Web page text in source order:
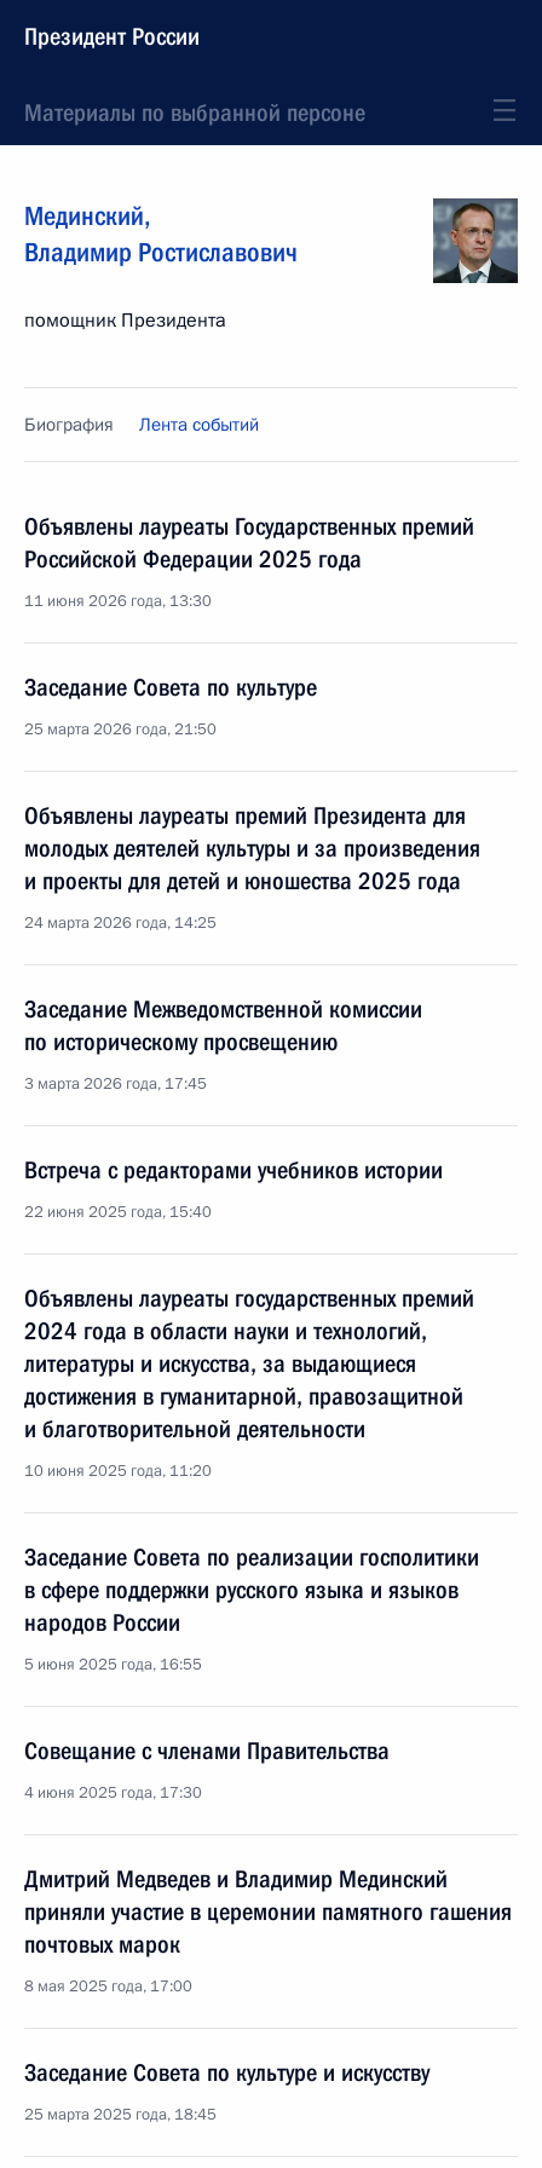
Президент России
Материалы по выбранной персоне
Мединский,
Владимир Ростиславович
помощник Президента
Биография Лента событий
Объявлены лауреаты Государственных премий
Российской Федерации 2025 года
11 июня 2026 года, 13:30
Заседание Совета по культуре
25 марта 2026 года, 21:50
Объявлены лауреаты премий Президента для
молодых деятелей культуры и за произведения
и проекты для детей и юношества 2025 года
24 марта 2026 года, 14:25
Заседание Межведомственной комиссии
по историческому просвещению
3 марта 2026 года, 17:45
Встреча с редакторами учебников истории
22 июня 2025 года, 15:40
Объявлены лауреаты государственных премий
2024 года в области науки и технологий,
литературы и искусства, за выдающиеся
достижения в гуманитарной, правозащитной
и благотворительной деятельности
10 июня 2025 года, 11:20
Заседание Совета по реализации госполитики
в сфере поддержки русского языка и языков
народов России
5 июня 2025 года, 16:55
Совещание с членами Правительства
4 июня 2025 года, 17:30
Дмитрий Медведев и Владимир Мединский
приняли участие в церемонии памятного гашения
почтовых марок
8 мая 2025 года, 17:00
Заседание Совета по культуре и искусству
25 марта 2025 года, 18:45